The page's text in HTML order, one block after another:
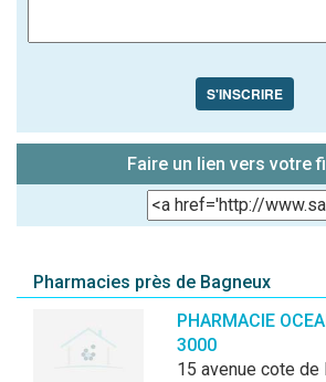
S'INSCRIRE
Faire un lien vers votre
Pharmacies près de Bagneux
PHARMACIE
3000
15 avenue cote